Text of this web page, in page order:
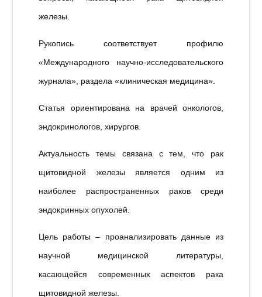
железы.
Рукопись соответствует профилю
«Международного научно-исследовательского
журнала», раздела «клиническая медицина».
Статья ориентирована на врачей онкологов,
эндокринологов, хирургов.
Актуальность темы связана с тем, что рак
щитовидной железы является одним из
наиболее распространенных раков среди
эндокринных опухолей.
Цель работы – проанализировать данные из
научной медицинской литературы,
касающейся современных аспектов рака
щитовидной железы.